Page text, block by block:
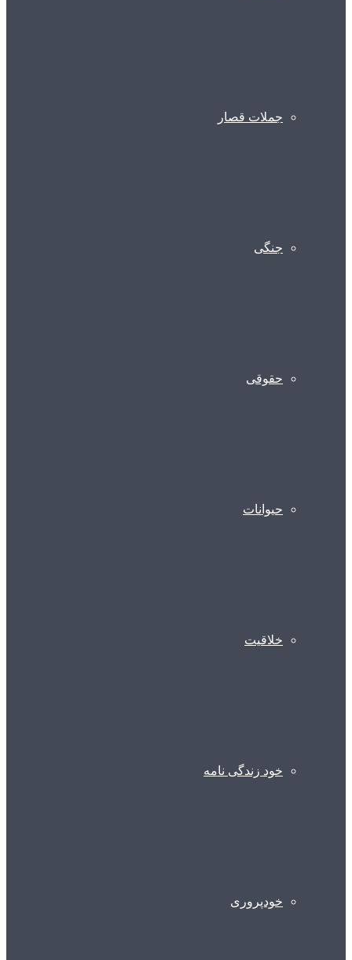
جملات قصار
جنگی
حقوقی
حیوانات
خلاقیت
خود زندگی نامه
خودپروری